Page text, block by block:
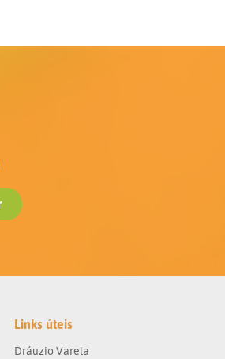
Links úteis
Dráuzio Varela